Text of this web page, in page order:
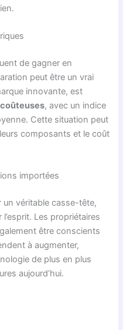
de gagner en
peut être un vrai
innovante, est
, avec un indice
Cette situation peut
composants et le coût
importées
un véritable casse-tête,
Les propriétaires
être conscients
à augmenter,
de plus en plus
aujourd’hui.